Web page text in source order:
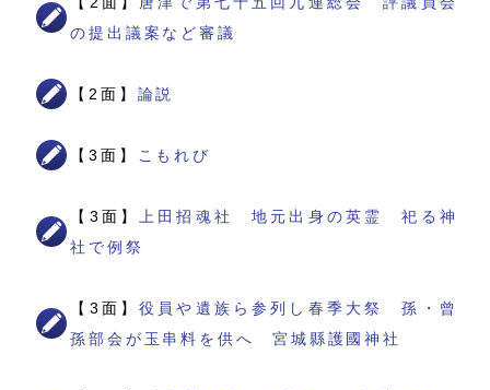
の提出議案など審議
【2面】 論説
【3面】 こもれび
【3面】
上田招魂社 地元出身の英霊 祀る神
社で例祭
【3面】役員や遺族ら参列し春季大祭 孫・曾
孫部会が玉串料を供へ 宮城縣護國神社